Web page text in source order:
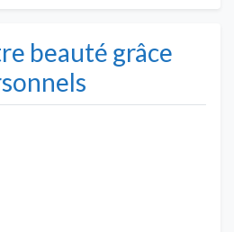
beauté grâce